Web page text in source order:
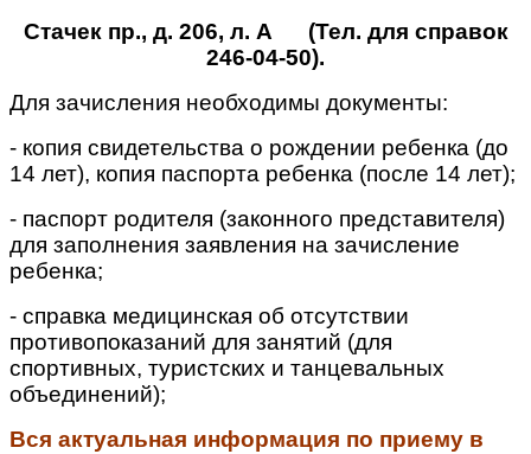
Стачек пр., д. 206, л. А (Тел. для справок
246-04-50).
Для зачисления необходимы документы:
- копия свидетельства о рождении ребенка (до
14 лет), копия паспорта ребенка (после 14 лет);
- паспорт родителя (законного представителя)
для заполнения заявления на зачисление
ребенка;
- справка медицинская об отсутствии
противопоказаний для занятий (для
спортивных, туристских и танцевальных
объединений);
Вся актуальная информация по приему в